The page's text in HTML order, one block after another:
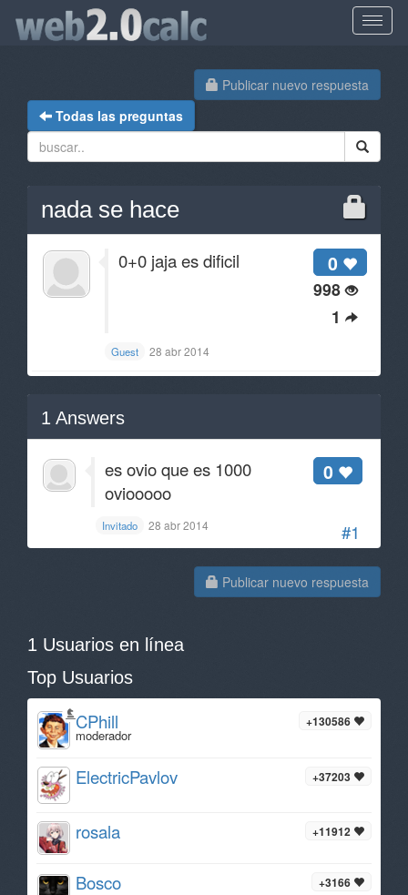
Publicar nuevo respuesta
Todas las preguntas
nada se hace
0
998
1
0+0 jaja es dificil
Guest 28 abr 2014
1 Answers
#1
0
es ovio que es 1000
oviooooo
Invitado 28 abr 2014
Publicar nuevo respuesta
1 Usuarios en línea
Top Usuarios
+130586
CPhill
moderador
+37203
ElectricPavlov
+11912
rosala
+3166
Bosco